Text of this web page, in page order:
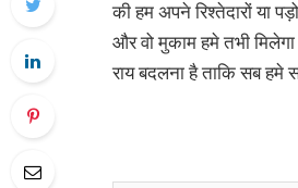
की हम अपने रिश्तेदारों या
और वो मुकाम हमे तभी
राय बदलना है ताकि सब हमे